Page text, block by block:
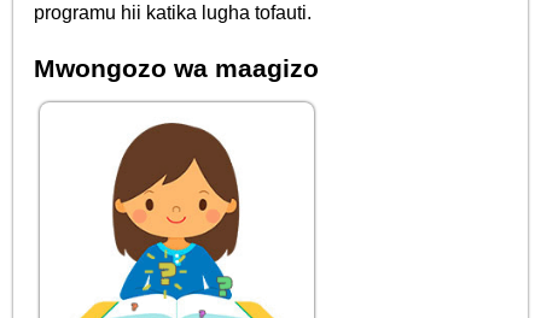
programu hii katika lugha tofauti.
Mwongozo wa maagizo